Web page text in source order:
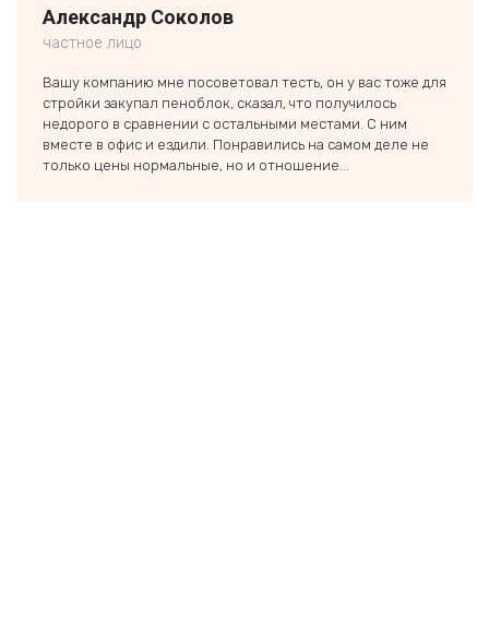
Александр Соколов
частное лицо
Вашу компанию мне посоветовал тесть, он у вас тоже для
стройки закупал пеноблок, сказал, что получилось
недорого в сравнении с остальными местами. С ним
вместе в офис и ездили. Понравились на самом деле не
только цены нормальные, но и отношение...